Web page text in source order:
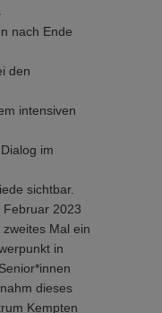
nach Ende
den
intensiven
im
sichtbar.
Februar 2023
Mal ein
in
dieses
Kempten